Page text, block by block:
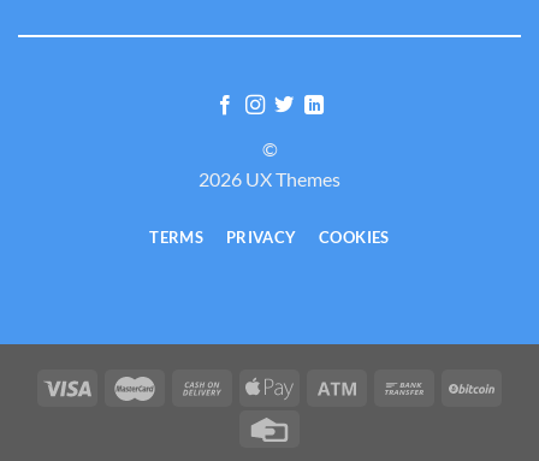
©
2026 UX Themes
TERMS PRIVACY COOKIES